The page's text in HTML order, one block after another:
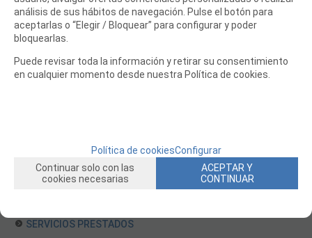
MOTORES Y ACCESORIOS
CURSOS Y TALLERES
ACCESORIOS, HERRAMIENTAS, PINTURAS, MATERIALES
PATINES
SERVICIOS PRESTADOS
análisis de sus hábitos de navegación. Pulse el botón para
aceptarlas o “Elegir / Bloquear” para configurar y poder
bloquearlas.
Puede revisar toda la información y retirar su consentimiento
en cualquier momento desde nuestra Política de cookies.
Política de cookiesConfigurar
Continuar solo con las
cookies necesarias
ACEPTAR Y
CONTINUAR